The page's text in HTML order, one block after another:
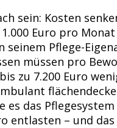
sein: Kosten
Euro pro
seinem Pflege-
müssen pro
zu 7.200 Euro
es das
entlasten – und das